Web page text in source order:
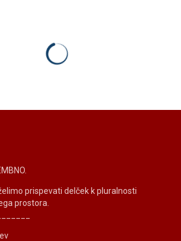
prispevati delček k pluralnosti
prostora.